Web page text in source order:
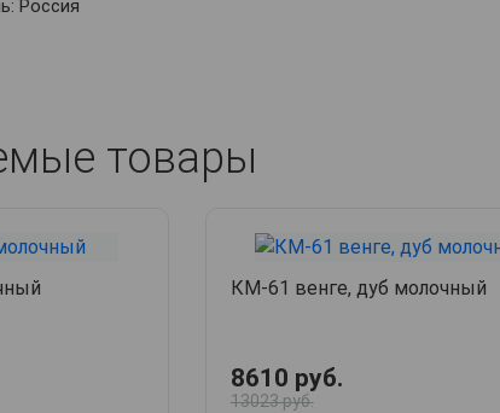
Россия
товары
КМ-61 венге, дуб молочный
8610 руб.
13023 руб.